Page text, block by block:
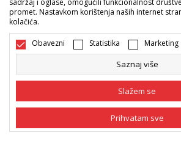
Bosna i Hercegovina Promijenite
Nastojimo da budemo što precizniji u opisu
samih cijena, ali ne možemo garantovati da su
i bez grešaka. Svi artikli prikazani na sajtu su
sadržaj i oglase, omogućili funkcionalnost
promet. Nastavkom korištenja naših internet
kolačića.
Obavezni Statistika Marketing
Saznaj više
Slažem se
Prihvatam sve